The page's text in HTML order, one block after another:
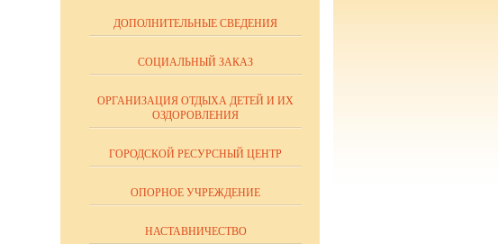
ДОПОЛНИТЕЛЬНЫЕ СВЕДЕНИЯ
СОЦИАЛЬНЫЙ ЗАКАЗ
ОРГАНИЗАЦИЯ ОТДЫХА ДЕТЕЙ И ИХ
ОЗДОРОВЛЕНИЯ
ГОРОДСКОЙ РЕСУРСНЫЙ ЦЕНТР
ОПОРНОЕ УЧРЕЖДЕНИЕ
НАСТАВНИЧЕСТВО